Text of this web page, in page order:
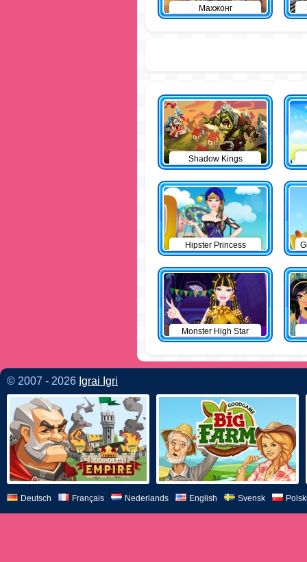
Махжонг
Shadow Kings
Hipster Princess
Monster High Star
© 2007 - 2026 Igrai Igri
Deutsch Français Nederlands English Svensk